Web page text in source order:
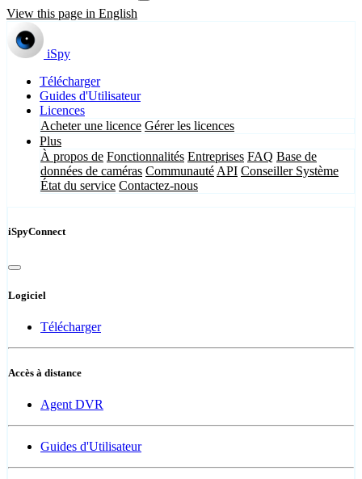
View this page in English
iSpy
Télécharger
Guides d'Utilisateur
Licences
Acheter une licence Gérer les licences
Plus
À propos de Fonctionnalités Entreprises FAQ Base de
données de caméras Communauté API Conseiller Système
État du service Contactez-nous
iSpyConnect
Logiciel
Télécharger
Accès à distance
Agent DVR
Guides d'Utilisateur